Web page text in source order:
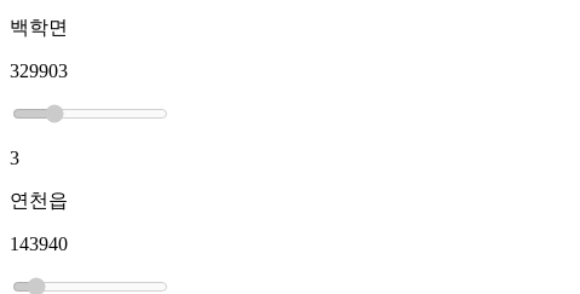
백학면
329903
3
연천읍
143940